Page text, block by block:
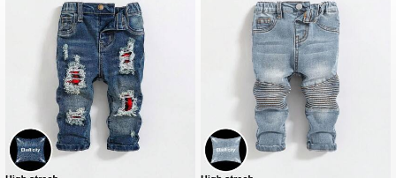
4.90 427K Volgers
4.90 427K Volgers
4.90 427K Volgers